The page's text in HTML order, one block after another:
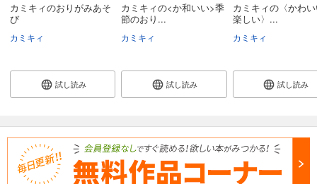
カミキィのおりがみあそ
び
カミキィ
試し読み
カミキィの<か和いい>季
節のおり...
カミキィ
試し読み
カミキィの〈かわ
楽しい〉...
カミキィ
試し読み